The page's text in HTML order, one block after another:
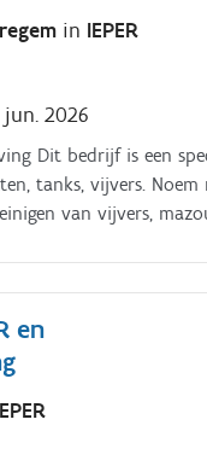
in IEPER
jun. 2026
Dit bedrijf is een
tanks, vijvers. Noem
van vijvers,
en